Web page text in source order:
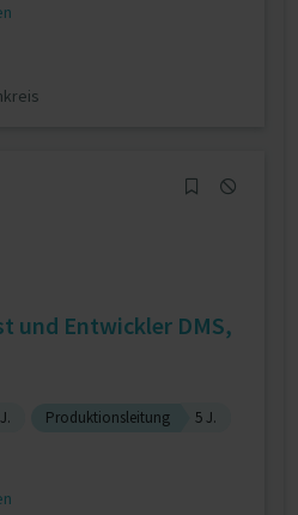
und Entwickler DMS,
Produktionsleitung
5 J.